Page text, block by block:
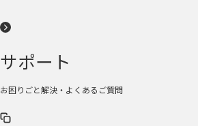
サポート
お困りごと解決・よくあるご質問